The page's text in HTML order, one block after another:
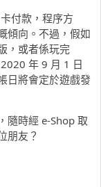
付款，程序方
傾向。不過，假如
，或者係玩完
年 9 月 1 日
日將會定於遊戲發
隨時經 e-Shop 取
朋友？